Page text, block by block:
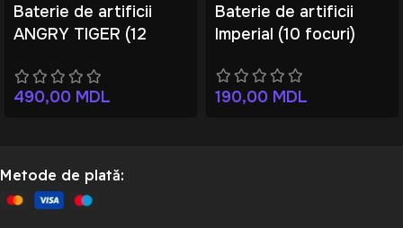
Baterie de artificii
ANGRY TIGER (12
490,00 MDL
Baterie de artificii
Imperial (10 focuri)
190,00 MDL
Metode de plată: